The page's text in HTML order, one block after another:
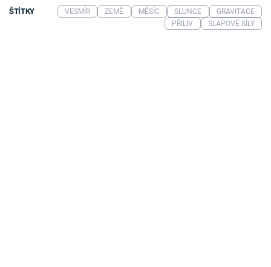
ŠTÍTKY VESMÍR ZEMĚ MĚSÍC SLUNCE
GRAVITACE
PŘÍLIV
SLAPOVÉ SÍLY